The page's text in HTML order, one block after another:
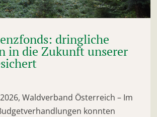
dringliche
in die Zukunft unserer
Waldverband Österreich – Im
konnten